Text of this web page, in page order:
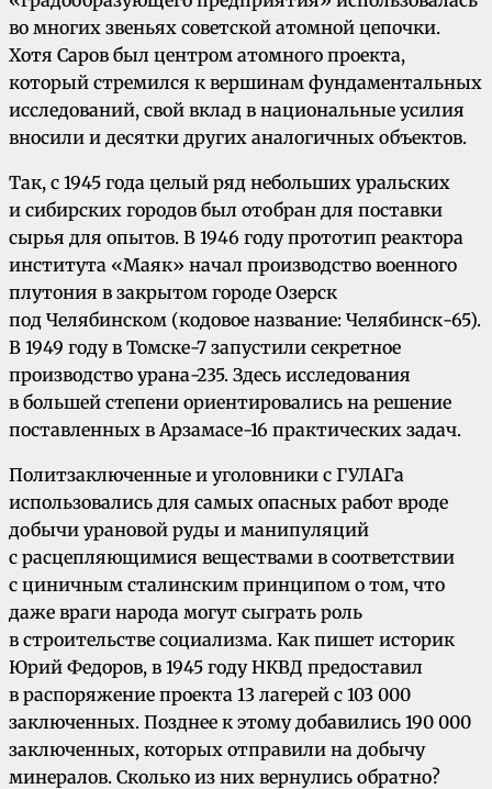
во многих звеньях советской атомной цепочки.
Хотя Саров был центром атомного проекта,
который стремился к вершинам фундаментальных
исследований, свой вклад в национальные усилия
вносили и десятки других аналогичных объектов.
Так, с 1945 года целый ряд небольших уральских
и сибирских городов был отобран для поставки
сырья для опытов. В 1946 году прототип реактора
института «Маяк» начал производство военного
плутония в закрытом городе Озерск
под Челябинском (кодовое название: Челябинск-65).
В 1949 году в Томске-7 запустили секретное
производство урана-235. Здесь исследования
в большей степени ориентировались на решение
поставленных в Арзамасе-16 практических задач.
Политзаключенные и уголовники с ГУЛАГа
использовались для самых опасных работ вроде
добычи урановой руды и манипуляций
с расцепляющимися веществами в соответствии
с циничным сталинским принципом о том, что
даже враги народа могут сыграть роль
в строительстве социализма. Как пишет историк
Юрий Федоров, в 1945 году НКВД предоставил
в распоряжение проекта 13 лагерей с 103 000
заключенных. Позднее к этому добавились 190 000
заключенных, которых отправили на добычу
минералов. Сколько из них вернулись обратно?